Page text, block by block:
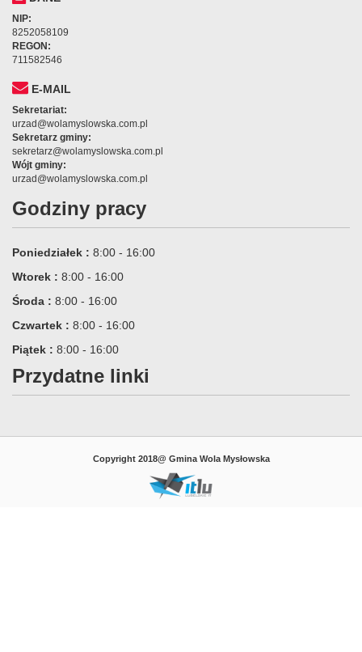
NIP:
8252058109
REGON:
711582546
E-MAIL
Sekretariat:
urzad@wolamyslowska.com.pl
Sekretarz gminy:
sekretarz@wolamyslowska.com.pl
Wójt gminy:
urzad@wolamyslowska.com.pl
Godziny pracy
Poniedziałek : 8:00 - 16:00
Wtorek : 8:00 - 16:00
Środa : 8:00 - 16:00
Czwartek : 8:00 - 16:00
Piątek : 8:00 - 16:00
Przydatne linki
Copyright 2018@ Gmina Wola Mysłowska